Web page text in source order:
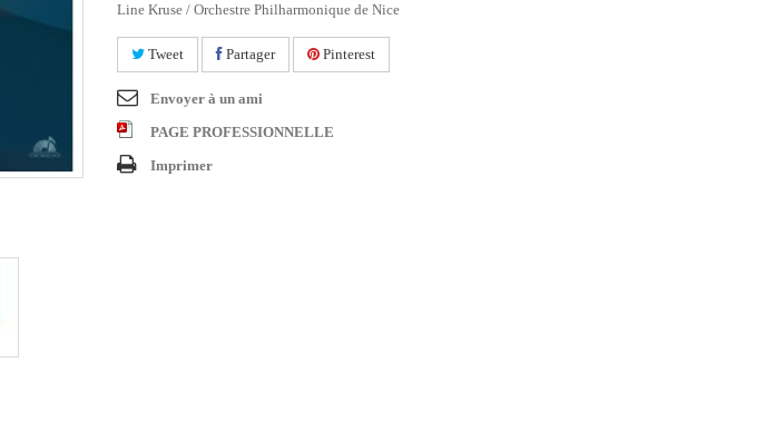
Line Kruse / Orchestre Philharmonique de Nice
Tweet Partager Pinterest
Envoyer à un ami
PAGE PROFESSIONNELLE
Imprimer